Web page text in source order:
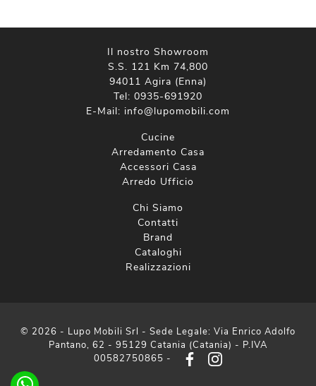
Il nostro Showroom
S.S. 121 Km 74,800
94011 Agira (Enna)
Tel: 0935-691920
E-Mail: info@lupomobili.com
Cucine
Arredamento Casa
Accessori Casa
Arredo Ufficio
Chi Siamo
Contatti
Brand
Cataloghi
Realizzazioni
© 2026 - Lupo Mobili Srl - Sede Legale: Via Enrico Adolfo
Pantano, 62 - 95129 Catania (Catania) - P.IVA
00582750865 -